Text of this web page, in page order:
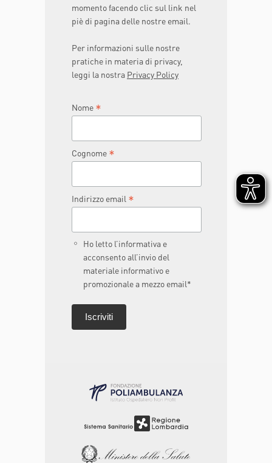
momento facendo clic sul link nel
piè di pagina delle nostre email.
Per informazioni sulle nostre
pratiche in materia di privacy,
leggi la nostra Privacy Policy
Nome *
Cognome *
Indirizzo email *
Ho letto l’informativa e
acconsento all’invio del
materiale informativo e
promozionale a mezzo email*